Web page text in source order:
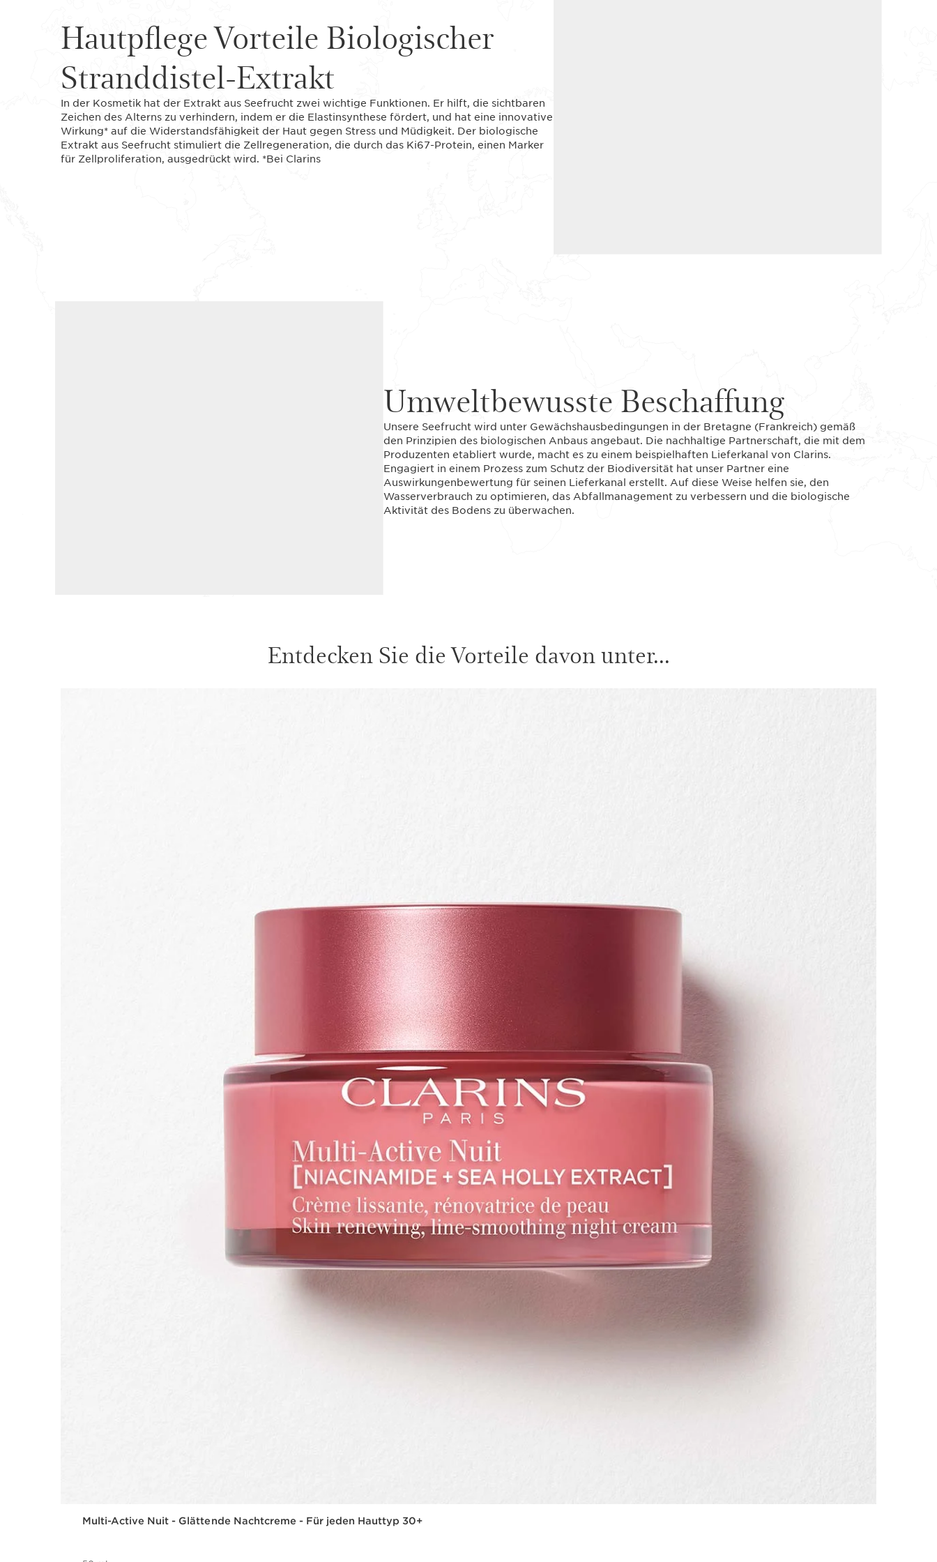
Hautpflege Vorteile Biologischer
Stranddistel-Extrakt
In der Kosmetik hat der Extrakt aus Seefrucht zwei wichtige Funktionen. Er hilft, die sichtbaren
Zeichen des Alterns zu verhindern, indem er die Elastinsynthese fördert, und hat eine innovative
Wirkung* auf die Widerstandsfähigkeit der Haut gegen Stress und Müdigkeit. Der biologische
Extrakt aus Seefrucht stimuliert die Zellregeneration, die durch das Ki67-Protein, einen Marker
für Zellproliferation, ausgedrückt wird. *Bei Clarins
Umweltbewusste Beschaffung
Unsere Seefrucht wird unter Gewächshausbedingungen in der Bretagne (Frankreich) gemäß
den Prinzipien des biologischen Anbaus angebaut. Die nachhaltige Partnerschaft, die mit dem
Produzenten etabliert wurde, macht es zu einem beispielhaften Lieferkanal von Clarins.
Engagiert in einem Prozess zum Schutz der Biodiversität hat unser Partner eine
Auswirkungenbewertung für seinen Lieferkanal erstellt. Auf diese Weise helfen sie, den
Wasserverbrauch zu optimieren, das Abfallmanagement zu verbessern und die biologische
Aktivität des Bodens zu überwachen.
Entdecken Sie die Vorteile davon unter...
Multi-Active Nuit - Glättende Nachtcreme - Für jeden Hauttyp 30+